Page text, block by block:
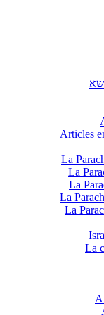
La
La
La
La
La
La